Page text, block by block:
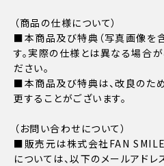
（商品の仕様について）
■本商品及び特典（写真画像を
す。実際の仕様とは異なる場合
ださい。
■本商品及び特典は、改良のた
更することがございます。
（お問い合わせについて）
■販売元は株式会社FAN SMILE
については、以下のメールアドレ